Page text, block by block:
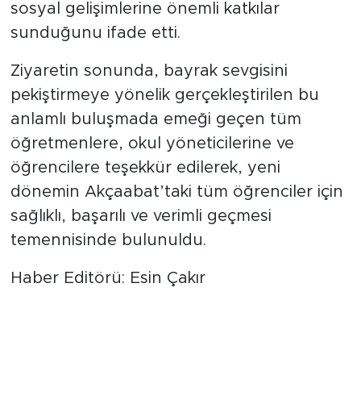
sosyal gelişimlerine önemli katkılar
sunduğunu ifade etti.
Ziyaretin sonunda, bayrak sevgisini
pekiştirmeye yönelik gerçekleştirilen bu
anlamlı buluşmada emeği geçen tüm
öğretmenlere, okul yöneticilerine ve
öğrencilere teşekkür edilerek, yeni
dönemin Akçaabat’taki tüm öğrenciler için
sağlıklı, başarılı ve verimli geçmesi
temennisinde bulunuldu.
Haber Editörü: Esin Çakır